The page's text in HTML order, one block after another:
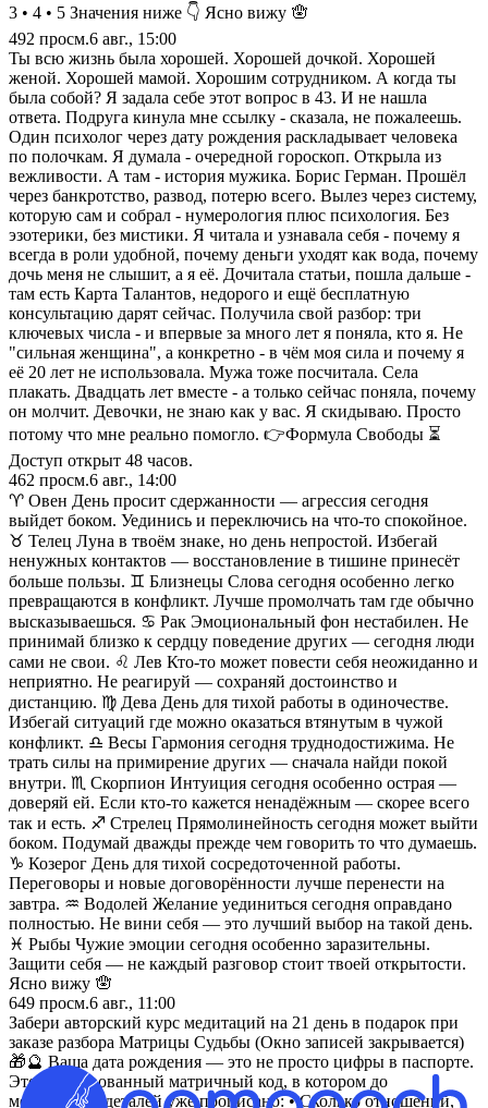
3 • 4 • 5 Значения ниже 👇 Ясно вижу 🪬
492 просм.6 авг., 15:00
Ты всю жизнь была хорошей. Хорошей дочкой. Хорошей
женой. Хорошей мамой. Хорошим сотрудником. А когда ты
была собой? Я задала себе этот вопрос в 43. И не нашла
ответа. Подруга кинула мне ссылку - сказала, не пожалеешь.
Один психолог через дату рождения раскладывает человека
по полочкам. Я думала - очередной гороскоп. Открыла из
вежливости. А там - история мужика. Борис Герман. Прошёл
через банкротство, развод, потерю всего. Вылез через систему,
которую сам и собрал - нумерология плюс психология. Без
эзотерики, без мистики. Я читала и узнавала себя - почему я
всегда в роли удобной, почему деньги уходят как вода, почему
дочь меня не слышит, а я её. Дочитала статьи, пошла дальше -
там есть Карта Талантов, недорого и ещё бесплатную
консультацию дарят сейчас. Получила свой разбор: три
ключевых числа - и впервые за много лет я поняла, кто я. Не
"сильная женщина", а конкретно - в чём моя сила и почему я
её 20 лет не использовала. Мужа тоже посчитала. Села
плакать. Двадцать лет вместе - а только сейчас поняла, почему
он молчит. Девочки, не знаю как у вас. Я скидываю. Просто
потому что мне реально помогло. 👉Формула Свободы ⏳
Доступ открыт 48 часов.
462 просм.6 авг., 14:00
♈ Овен День просит сдержанности — агрессия сегодня
выйдет боком. Уединись и переключись на что-то спокойное.
♉ Телец Луна в твоём знаке, но день непростой. Избегай
ненужных контактов — восстановление в тишине принесёт
больше пользы. ♊ Близнецы Слова сегодня особенно легко
превращаются в конфликт. Лучше промолчать там где обычно
высказываешься. ♋ Рак Эмоциональный фон нестабилен. Не
принимай близко к сердцу поведение других — сегодня люди
сами не свои. ♌ Лев Кто-то может повести себя неожиданно и
неприятно. Не реагируй — сохраняй достоинство и
дистанцию. ♍ Дева День для тихой работы в одиночестве.
Избегай ситуаций где можно оказаться втянутым в чужой
конфликт. ♎ Весы Гармония сегодня труднодостижима. Не
трать силы на примирение других — сначала найди покой
внутри. ♏ Скорпион Интуиция сегодня особенно острая —
доверяй ей. Если кто-то кажется ненадёжным — скорее всего
так и есть. ♐ Стрелец Прямолинейность сегодня может выйти
боком. Подумай дважды прежде чем говорить то что думаешь.
♑ Козерог День для тихой сосредоточенной работы.
Переговоры и новые договорённости лучше перенести на
завтра. ♒ Водолей Желание уединиться сегодня оправдано
полностью. Не вини себя — это лучший выбор на такой день.
♓ Рыбы Чужие эмоции сегодня особенно заразительны.
Защити себя — не каждый разговор стоит твоей открытости.
Ясно вижу 🪬
649 просм.6 авг., 11:00
Забери авторский курс медитаций на 21 день в подарок при
заказе разбора Матрицы Судьбы (Окно записей закрывается)
🎁🔮 Ваша дата рождения — это не просто цифры в паспорте.
Это зашифрованный матричный код, в котором до
мельчайших деталей уже прописано: • Сколько отношений,